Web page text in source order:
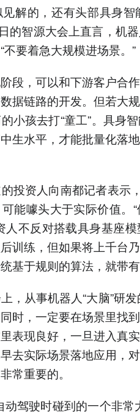
解的，还有头部具身
的智源大会上直言，机
不要着急大规模进场景。”
段，可以和下游客户合
据链路的开发。但若大
小孩去打“童工”。具身
生水平，才能批量化落
投资人向南都记者表示
能噱头大于实际价值。
人不反对搭载具身基座
训练，但如果将上千台
基于规则的算法，就带有
，从事机器人“大脑”研
时，一定要在场景里找
表现良好，一旦进入真
去实际场景落地应用，
常重要的。
动驾驶时碰到的一个非